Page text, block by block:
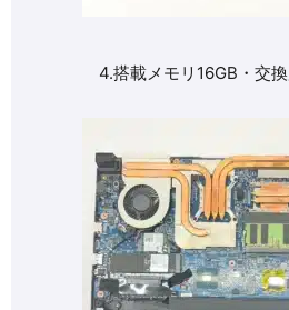
4.搭載メモリ16GB・交